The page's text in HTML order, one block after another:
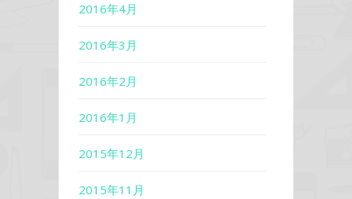
2016年4月
2016年3月
2016年2月
2016年1月
2015年12月
2015年11月